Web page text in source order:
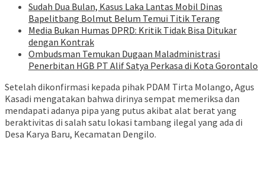
Sudah Dua Bulan, Kasus Laka Lantas Mobil Dinas
Bapelitbang Bolmut Belum Temui Titik Terang
Media Bukan Humas DPRD: Kritik Tidak Bisa Ditukar
dengan Kontrak
Ombudsman Temukan Dugaan Maladministrasi
Penerbitan HGB PT Alif Satya Perkasa di Kota Gorontalo
Setelah dikonfirmasi kepada pihak PDAM Tirta Molango, Agus
Kasadi mengatakan bahwa dirinya sempat memeriksa dan
mendapati adanya pipa yang putus akibat alat berat yang
beraktivitas di salah satu lokasi tambang ilegal yang ada di
Desa Karya Baru, Kecamatan Dengilo.